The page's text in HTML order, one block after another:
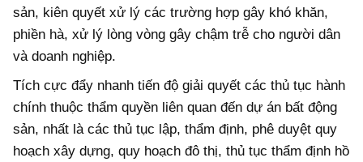
sản, kiên quyết xử lý các trường hợp gây khó khăn,
phiền hà, xử lý lòng vòng gây chậm trễ cho người dân
và doanh nghiệp.
Tích cực đẩy nhanh tiến độ giải quyết các thủ tục hành
chính thuộc thẩm quyền liên quan đến dự án bất động
sản, nhất là các thủ tục lập, thẩm định, phê duyệt quy
hoạch xây dựng, quy hoạch đô thị, thủ tục thẩm định hồ